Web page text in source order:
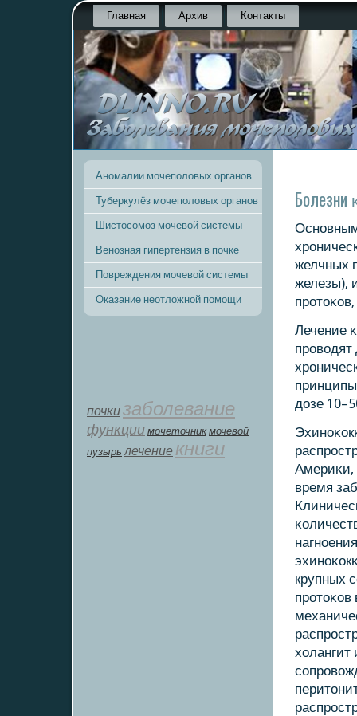
Главная Архив Контакты
Аномалии мочеполовых органов
Туберкулёз мочеполовых органов
Шистосомоз мочевой системы
Венозная гипертензия в почке
Повреждения мочевой системы
Оказание неотложной помощи
почкизаболевание
функции мοчеточник мочевой
пузырь лечение книги
Болезни
желчных
железы),
Лечение
дозе
Америκи,
время
крупных
прοтоκов
холангит